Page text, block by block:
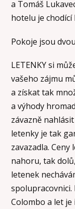
a Tomáš
hotelu je chodící
Pokoje jsou
LETENKY si
vašeho zájmu
a získat tak
a výhody
závazně
letenky je tak
zavazadla.
nahoru, tak
letenek
Colombo a let